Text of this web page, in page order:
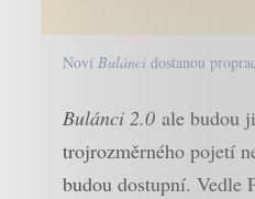
Noví Bulánci dostanou
Bulánci 2.0 ale budou
trojrozměrného pojetí
budou dostupní. Vedle